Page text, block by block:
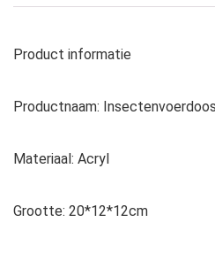
Product informatie
Productnaam: Insectenvoerdoos
Materiaal: Acryl
Grootte: 20*12*12cm